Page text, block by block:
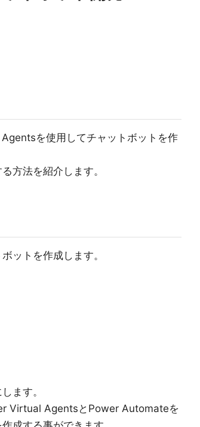
を使用してチャットボットを作
方法を紹介します。
ットを作成します。
ます。
Virtual AgentsとPower Automateを